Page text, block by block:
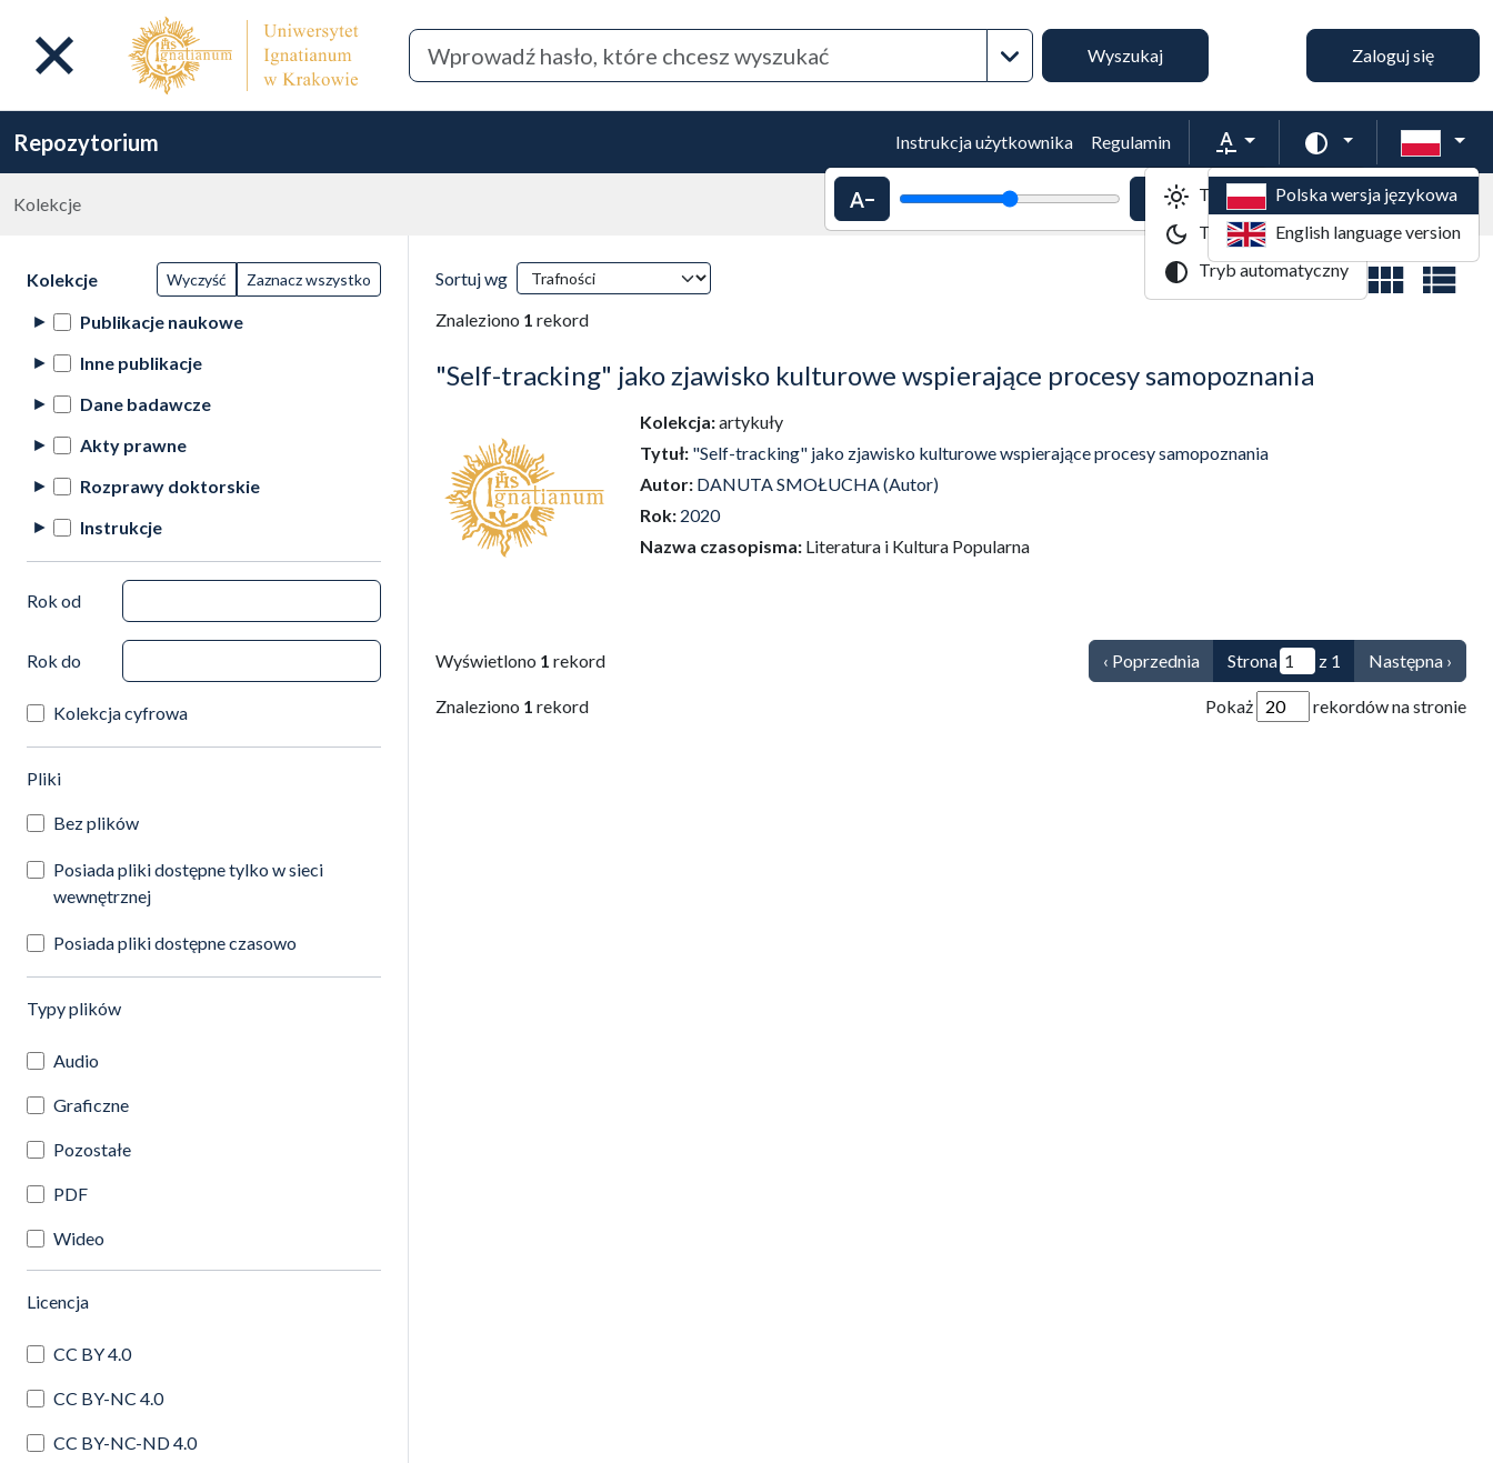
Wyszukiwanie zaawansowane
Wyszukaj Zaloguj się
Repozytorium Instrukcja użytkownika Regulamin Rozmiar tekstu
Pomniejszenie tekstu Powiększenie tekstu
Domyślny rozmiar tekstu
Zmień schemat
Tryb jasny
Tryb ciemny
Tryb automatyczny
Polska wersja językowa
English language version
Kolekcje
Lista wyników wyszukiwania
Filtry wyszukiwania (automatyczne przeładowanie treści)
Akcje na kolekcjach
Kolekcje(automatyczne przeładowanie treści)
Wyczyść Zaznacz wszystko
Publikacje naukowe
Inne publikacje
Dane badawcze
Akty prawne
Rozprawy doktorskie
Instrukcje
Rok od
Rok do
Kolekcja cyfrowa
Pliki(automatyczne przeładowanie treści)
Bez plików
Posiada pliki dostępne tylko w sieci
wewnętrznej
Posiada pliki dostępne czasowo
Typy plików(automatyczne przeładowanie treści)
Audio
Graficzne
Pozostałe
PDF
Wideo
Licencja(automatyczne przeładowanie treści)
CC BY 4.0
CC BY-NC 4.0
CC BY-NC-ND 4.0
Wyniki wyszukiwania
Sortuj wg
(automatyczne przeładowanie treści)
Widok wyników
Znaleziono 1 rekord
"Self-tracking" jako zjawisko kulturowe wspierające procesy samopoznania
Kolekcja:artykuły
Tytuł: "Self-tracking" jako zjawisko kulturowe wspierające procesy samopoznania
Autor: DANUTA SMOŁUCHA (Autor)
Rok: 2020
Nazwa czasopisma: Literatura i Kultura Popularna
Wyświetlono 1 rekord ‹ Poprzednia Strona z 1 Następna ›
Znaleziono 1 rekord Pokaż rekordów na stronie